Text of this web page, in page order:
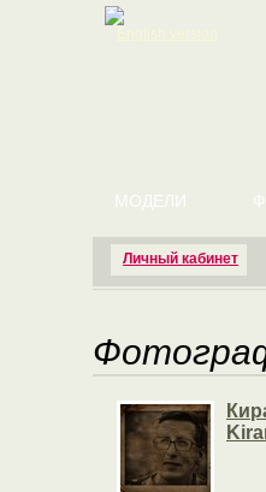
Личный кабинет
МОДЕЛИ